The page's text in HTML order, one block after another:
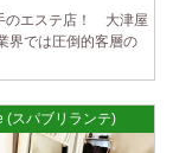
ん大募集！ 営業時
のエステ店！ 大津屋
界では圧倒的客層の
(スパブリランテ)